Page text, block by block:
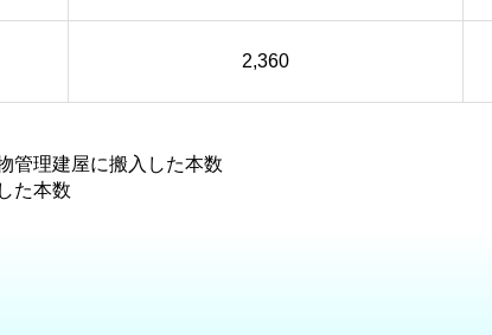
2,360
管理建屋に搬入した本数
た本数